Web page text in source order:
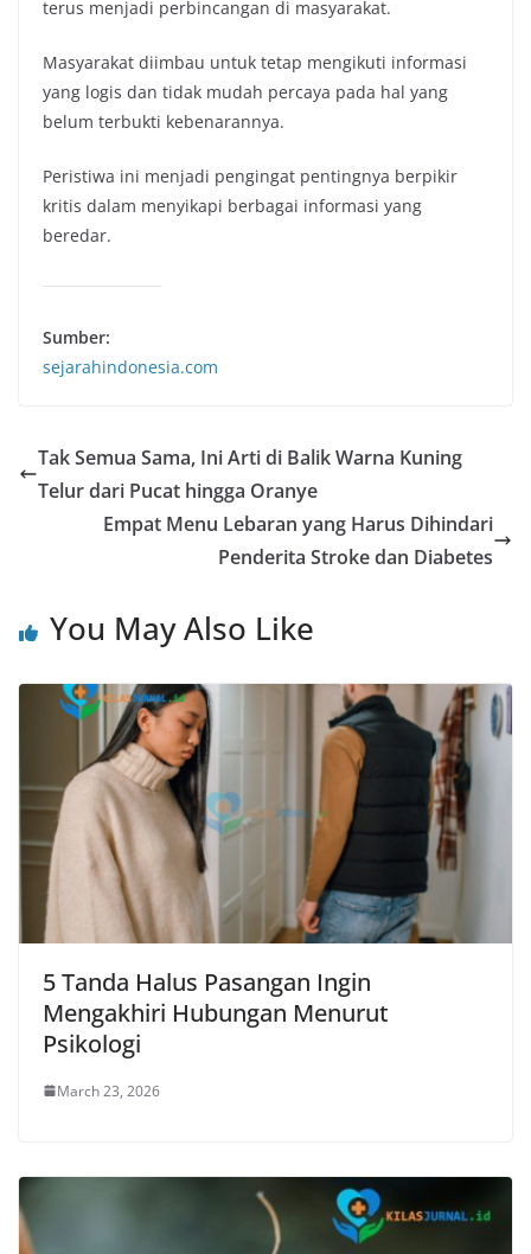
terus menjadi perbincangan di masyarakat.
Masyarakat diimbau untuk tetap mengikuti informasi
yang logis dan tidak mudah percaya pada hal yang
belum terbukti kebenarannya.
Peristiwa ini menjadi pengingat pentingnya berpikir
kritis dalam menyikapi berbagai informasi yang
beredar.
Sumber:
sejarahindonesia.com
Tak Semua Sama, Ini Arti di Balik Warna Kuning
Telur dari Pucat hingga Oranye
Empat Menu Lebaran yang Harus Dihindari
Penderita Stroke dan Diabetes
You May Also Like
5 Tanda Halus Pasangan Ingin
Mengakhiri Hubungan Menurut
Psikologi
March 23, 2026